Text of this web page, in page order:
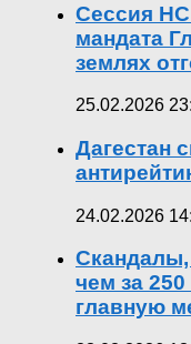
Сессия НС
мандата
землях
25.02.2026
Дагестан
24.02.2026
Скандалы,
чем за
главную